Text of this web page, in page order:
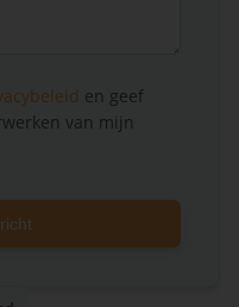
en geef
van mijn